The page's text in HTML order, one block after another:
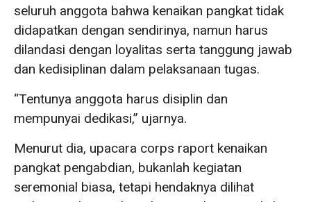
seluruh anggota bahwa kenaikan pangkat tidak
didapatkan dengan sendirinya, namun harus
dilandasi dengan loyalitas serta tanggung jawab
dan kedisiplinan dalam pelaksanaan tugas.
“Tentunya anggota harus disiplin dan
mempunyai dedikasi,” ujarnya.
Menurut dia, upacara corps raport kenaikan
pangkat pengabdian, bukanlah kegiatan
seremonial biasa, tetapi hendaknya dilihat